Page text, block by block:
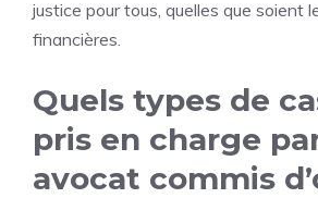
justice pour tous, quelles que soient
financières.
Quels types de
pris en charge
avocat commis